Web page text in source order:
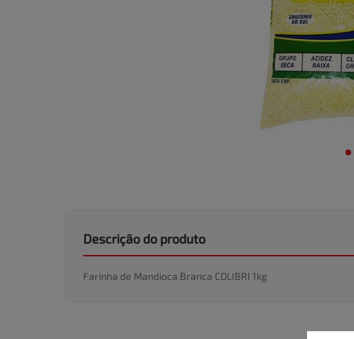
Descrição do produto
Farinha de Mandioca Branca COLIBRI 1kg